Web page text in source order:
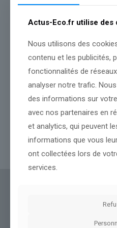
Espagne, Royaume-Uni… Il n’y
surchauffe à cause de la
informations
Actus-Eco.fr utilise des
Nous utilisons des
contenu et les publicités,
fonctionnalités de
analyser notre trafic.
des informations sur
avec nos partenaires en
et analytics, qui peuvent
informations que vous
ont collectées lors de
services.